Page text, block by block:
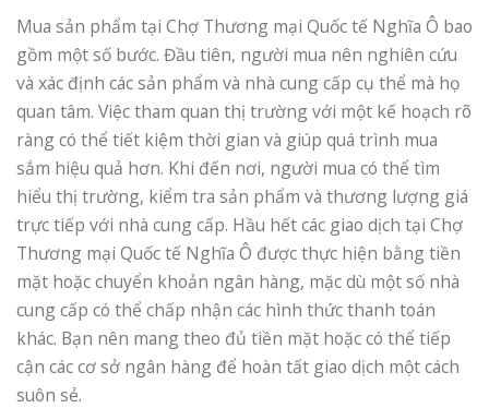
Mua sản phẩm tại Chợ Thương mại Quốc tế Nghĩa Ô bao
gồm một số bước. Đầu tiên, người mua nên nghiên cứu
và xác định các sản phẩm và nhà cung cấp cụ thể mà họ
quan tâm. Việc tham quan thị trường với một kế hoạch rõ
ràng có thể tiết kiệm thời gian và giúp quá trình mua
sắm hiệu quả hơn. Khi đến nơi, người mua có thể tìm
hiểu thị trường, kiểm tra sản phẩm và thương lượng giá
trực tiếp với nhà cung cấp. Hầu hết các giao dịch tại Chợ
Thương mại Quốc tế Nghĩa Ô được thực hiện bằng tiền
mặt hoặc chuyển khoản ngân hàng, mặc dù một số nhà
cung cấp có thể chấp nhận các hình thức thanh toán
khác. Bạn nên mang theo đủ tiền mặt hoặc có thể tiếp
cận các cơ sở ngân hàng để hoàn tất giao dịch một cách
suôn sẻ.